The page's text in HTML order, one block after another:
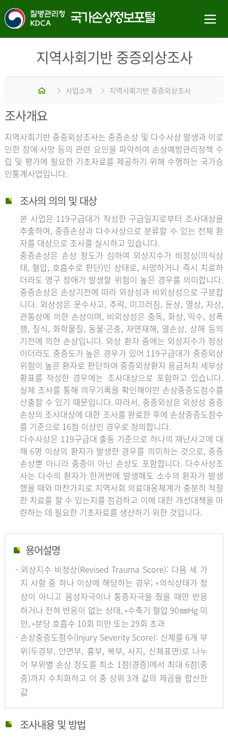
지역사회기반 중증외상조사
홈 사업소개 지역사회기반 중증외상조사
조사개요
지역사회기반 중증외상조사는 중증손상 및 다수사상 발생과 이로
인한 장애·사망 등의 관련 요인을 파악하여 손상예방관리정책 수
립 및 평가에 필요한 기초자료를 제공하기 위해 수행하는 국가승
인통계사업입니다.
조사의 의의 및 대상
본 사업은 119구급대가 작성한 구급일지로부터 조사대상을
추출하여, 중증손상과 다수사상으로 분류할 수 있는 전체 환
자를 대상으로 조사를 실시하고 있습니다.
중증손상은 손상 정도가 심하여 외상지수가 비정상(의식상
태, 혈압, 호흡수로 판단)인 상태로, 사망하거나 즉시 치료하
더라도 영구 장애가 발생할 위험이 높은 경우를 의미합니다.
중증손상은 손상기전에 따라 외상성과 비외상성으로 구분합
니다. 외상성은 운수사고, 추락, 미끄러짐, 둔상, 열상, 자상,
관통상에 의한 손상이며, 비외상성은 중독, 화상, 익수, 성폭
행, 질식, 화학물질, 동물·곤충, 자연재해, 열손상, 상해 등의
기전에 의한 손상입니다. 외상 환자 중에는 외상지수가 정상
이더라도 중증도가 높은 경우가 있어 119구급대가 중증외상
위험이 높은 환자로 판단하여 중증외상환자 응급처치 세부상
황표를 작성한 경우에는 조사대상으로 포함하고 있습니다.
실제 조사를 통해 의무기록을 확인해야만 손상중증도점수를
산출할 수 있기 때문입니다. 따라서, 중증외상은 외상성 중증
손상의 조사대상에 대한 조사를 완료한 후에 손상중증도점수
를 기준으로 16점 이상인 경우로 정의합니다.
다수사상은 119구급대 출동 기준으로 하나의 재난사고에 대
해 6명 이상의 환자가 발생한 경우를 의미하는 것으로, 중증
손상뿐 아니라 중증이 아닌 손상도 포함합니다. 다수사상조
사는 다수의 환자가 한꺼번에 발생해도 소수의 환자가 발생
했을 때와 마찬가지로 지역사회 의료대응체계가 충분히 적절
한 치료를 할 수 있는지를 점검하고 이에 대한 개선대책을 마
련하는 데 필요한 기초자료를 생산하기 위한 것입니다.
용어설명
- 외상지수 비정상(Revised Trauma Score): 다음 세 가
지 사항 중 하나 이상에 해당하는 경우; ◦의식상태가 정
상이 아니고 음성자극이나 통증자극을 줬을 때만 반응
하거나 전혀 반응이 없는 상태, ◦수축기 혈압 90㎜Hg 미
만, ◦분당 호흡수 10회 미만 또는 29회 초과
- 손상중증도점수(Injury Severity Score): 신체를 6개 부
위(두경부, 안면부, 흉부, 복부, 사지, 신체표면)로 나누
어 부위별 손상 정도를 최소 1점(경증)에서 최대 6점(중
증)까지 수치화하고 이 중 상위 3개 값의 제곱을 합산한
값
조사내용 및 방법